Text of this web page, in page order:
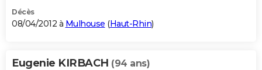
Décès
08/04/2012 à Mulhouse (Haut-Rhin)
Eugenie KIRBACH (94 ans)